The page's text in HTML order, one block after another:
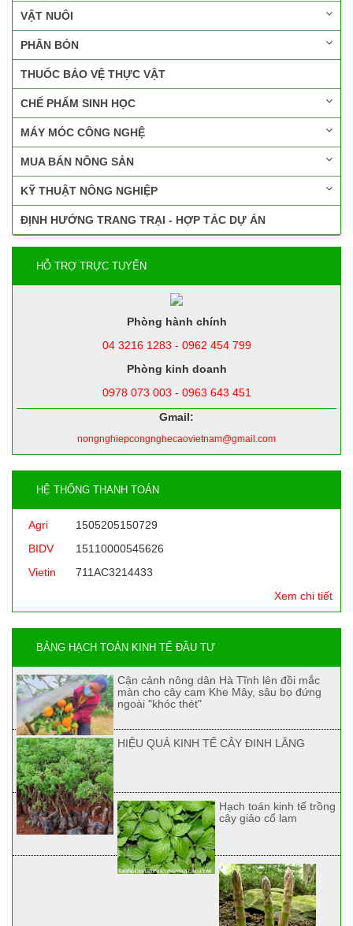
VẬT NUÔI
PHÂN BÓN
THUỐC BẢO VỆ THỰC VẬT
CHẾ PHẨM SINH HỌC
MÁY MÓC CÔNG NGHỆ
MUA BÁN NÔNG SẢN
KỸ THUẬT NÔNG NGHIỆP
ĐỊNH HƯỚNG TRANG TRẠI - HỢP TÁC DỰ ÁN
HỖ TRỢ TRỰC TUYẾN
Phòng hành chính
04 3216 1283 - 0962 454 799
Phòng kinh doanh
0978 073 003 - 0963 643 451
Gmail:
nongnghiepcongnghecaovietnam@gmail.com
HỆ THỐNG THANH TOÁN
Agri
1505205150729
BIDV
15110000545626
Vietin
711AC3214433
Xem chi tiết
BẢNG HẠCH TOÁN KINH TẾ ĐẦU TƯ
Cận cảnh nông dân Hà Tĩnh lên đồi mắc
màn cho cây cam Khe Mây, sâu bọ đứng
ngoài "khóc thét"
HIỆU QUẢ KINH TẾ CÂY ĐINH LĂNG
Hạch toán kinh tế trồng
cây giảo cổ lam